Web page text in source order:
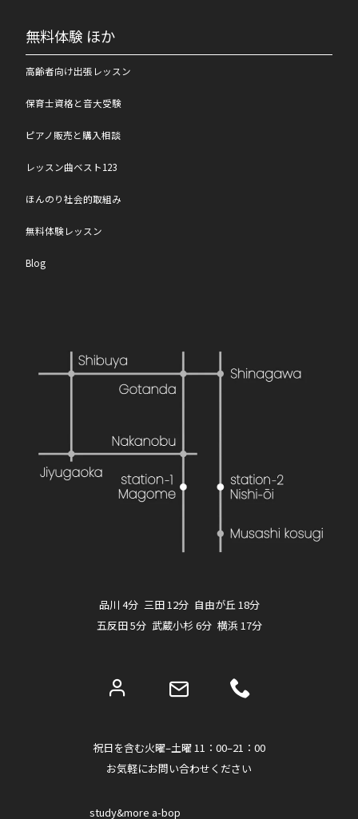
無料体験 ほか
高齢者向け出張レッスン
保育士資格と音大受験
ピアノ販売と購入相談
レッスン曲ベスト123
ほんのり社会的取組み
無料体験レッスン
Blog
品川 4分 三田 12分 自由が丘 18分
五反田 5分 武蔵小杉 6分 横浜 17分
祝日を含む火曜–土曜 11：00–21：00
お気軽にお問い合わせください
study&more a-bop